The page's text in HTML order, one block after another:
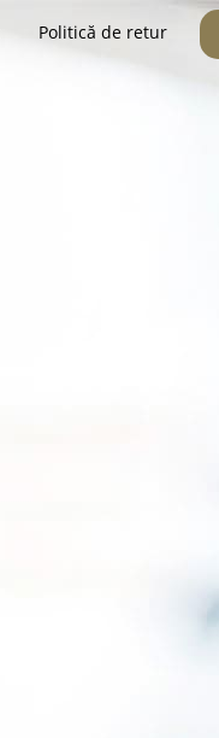
Politică de retur